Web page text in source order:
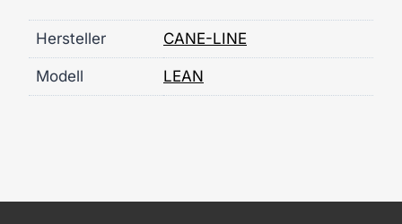
Hersteller CANE-LINE
Modell LEAN